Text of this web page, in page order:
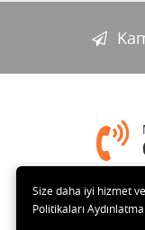
Adres
Melih
Size daha iyi hizmet
Politikaları